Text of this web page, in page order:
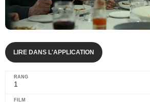
LIRE DANS L'APPLICATION
1